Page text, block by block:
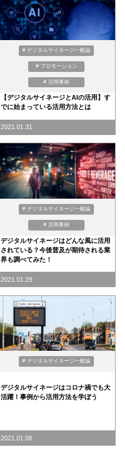
# デジタルサイネージ一般論
# プロモーション
# 活用事例
【デジタルサイネージとAIの活用】す
でに始まっている活用方法とは
2021.01.31
# デジタルサイネージ一般論
# 活用事例
デジタルサイネージはどんな風に活用
されている？今後普及が期待される業
界も調べてみた！
2021.01.29
# デジタルサイネージ一般論
デジタルサイネージはコロナ禍でも大
活躍！事例から活用方法を学ぼう
2021.01.06